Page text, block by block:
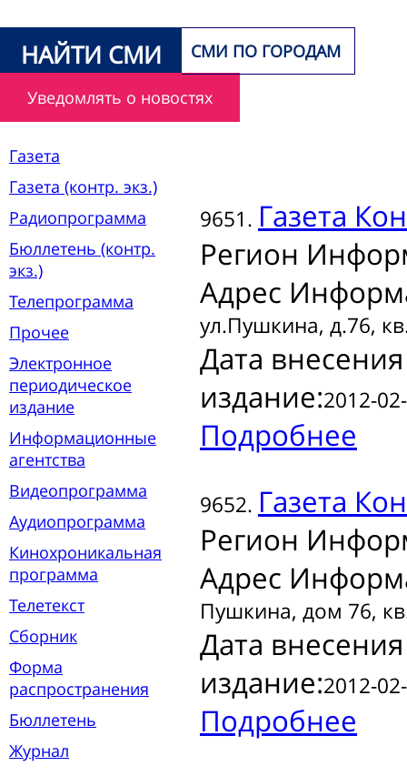
НАЙТИ СМИ СМИ ПО ГОРОДАМ
Уведомлять о новостях
Газета
Газета (контр. экз.)
Радиопрограмма
Бюллетень (контр.
экз.)
Телепрограмма
Прочее
Электронное
периодическое
издание
Информационные
агентства
Видеопрограмма
Аудиопрограмма
Кинохроникальная
программа
Телетекст
Сборник
Форма
распространения
Бюллетень
Журнал
9651. Газета
Регион
Адрес
ул.Пушкина, д.76,
Дата
издание:2012-
Подробнее
9652. Газета
Регион
Адрес
Пушкина, дом 76,
Дата
издание:2012-
Подробнее